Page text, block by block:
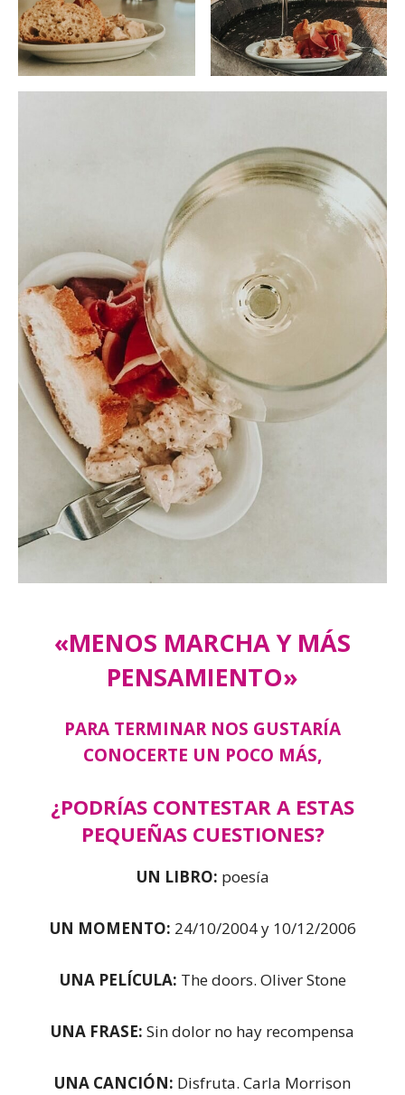
«MENOS MARCHA Y MÁS
PENSAMIENTO»
PARA TERMINAR NOS GUSTARÍA
CONOCERTE UN POCO MÁS,
¿PODRÍAS CONTESTAR A ESTAS
PEQUEÑAS CUESTIONES?
UN LIBRO: poesía
UN MOMENTO: 24/10/2004 y 10/12/2006
UNA PELÍCULA: The doors. Oliver Stone
UNA FRASE: Sin dolor no hay recompensa
UNA CANCIÓN: Disfruta. Carla Morrison